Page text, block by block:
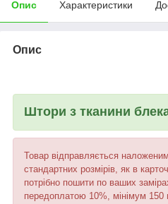
Опис Характеристики
Опис
Штори з тканини
Товар відправляється
стандартних розмірів, як в
потрібно пошити по ваших
передоплатою 10%, мінімум 150